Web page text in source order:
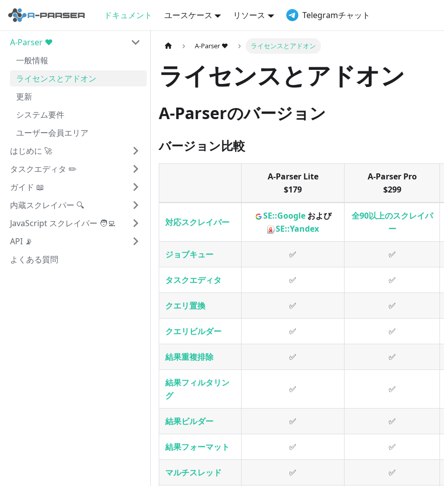
ドキュメント ユースケース リソース Telegramチャット
A-Parser ❤️
一般情報
ライセンスとアドオン
更新
システム要件
ユーザー会員エリア
はじめに 🚀
タスクエディタ ✏️
ガイド 📖
内蔵スクレイパー 🔍
JavaScript スクレイパー 🧑‍💻
API 📡
よくある質問
A-Parser ❤️ ライセンスとアドオン
ライセンスとアドオン
A-Parserのバージョン
バージョン比較
A-Parser Lite
$179
A-Parser Pro
$299
対応スクレイパー
SE::Googleおよび
SE::Yandex
全90以上のスクレイパ
ー
ジョブキュー ✅ ✅
タスクエディタ ✅ ✅
クエリ置換 ✅ ✅
クエリビルダー ✅ ✅
結果重複排除 ✅ ✅
結果フィルタリン
グ
✅ ✅
結果ビルダー ✅ ✅
結果フォーマット ✅ ✅
マルチスレッド ✅ ✅